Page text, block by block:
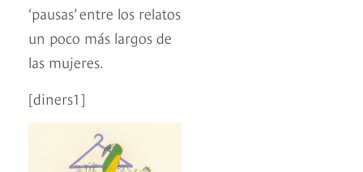
‘pausas’ entre los relatos
un poco más largos de
las mujeres.
[diners1]